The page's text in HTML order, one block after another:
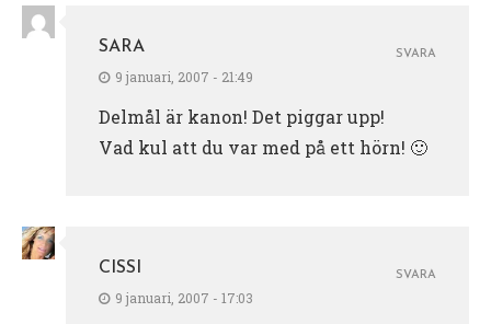
SARA
9 januari, 2007 - 21:49
Delmål är kanon! Det piggar upp!
Vad kul att du var med på ett hörn! 🙂
SVARA
CISSI
9 januari, 2007 - 17:03
SVARA